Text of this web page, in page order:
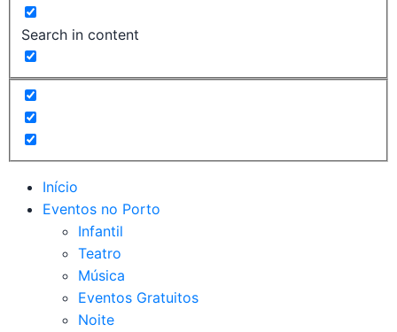
Search in content
Início
Eventos no Porto
Infantil
Teatro
Música
Eventos Gratuitos
Noite